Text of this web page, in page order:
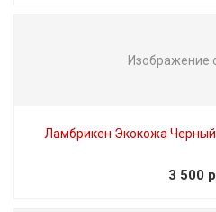
Изображение
Ламбрикен Экокожа
3 500